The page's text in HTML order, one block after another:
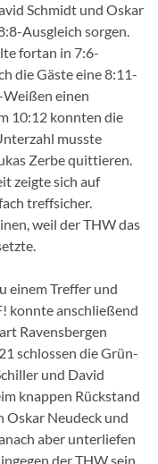
Schmidt und Oskar
Ausgleich sorgen.
fortan in 7:6-
die Gäste eine 8:11-
einen
10:12 konnten die
musste
Zerbe quittieren.
zeigte sich auf
treffsicher.
weil der THW das
einem Treffer und
konnte anschließend
Ravensbergen
schlossen die Grün-
und David
knappen Rückstand
Oskar Neudeck und
aber unterliefen
der THW sein